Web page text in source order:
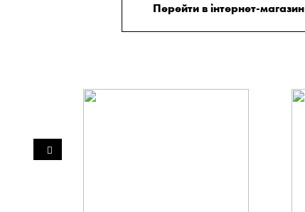
Перейти в інтернет-магазин